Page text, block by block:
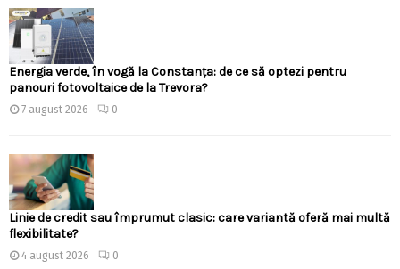
Energia verde, în vogă la Constanța: de ce să optezi pentru
panouri fotovoltaice de la Trevora?
7 august 2026 0
Linie de credit sau împrumut clasic: care variantă oferă mai multă
flexibilitate?
4 august 2026 0